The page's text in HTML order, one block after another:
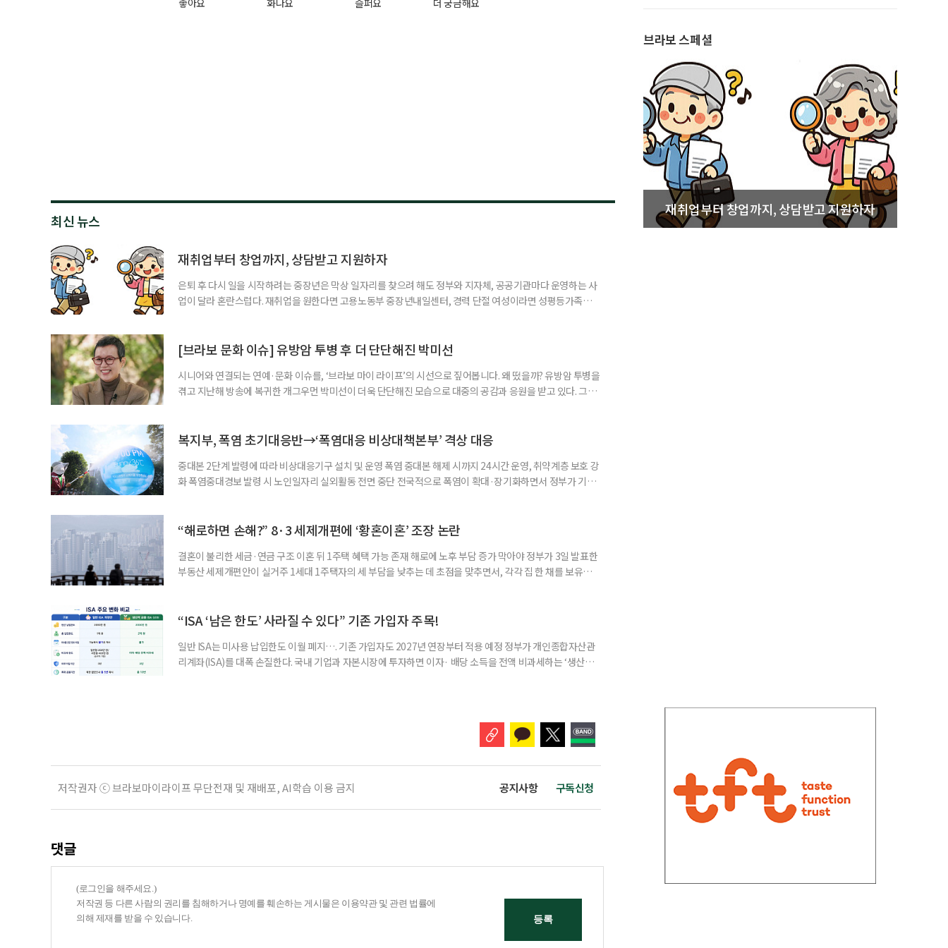
최신 뉴스
재취업부터 창업까지, 상담받고 지원하자
은퇴 후 다시 일을 시작하려는 중장년은 막상 일자리를 찾으려 해도 정부와 지자체, 공공기관마다 운영하는 사
업이 달라 혼란스럽다. 재취업을 원한다면 고용노동부 중장년내일센터, 경력 단절 여성이라면 성평등가족부
준비부터 구직 수당까지 고용노동부 국민취업지원제도 구직활동이 쉽지 않은 사람을 위한 제도다. 개인별 취
업 지원 계획을 세
[브라보 문화 이슈] 유방암 투병 후 더 단단해진 박미선
시니어와 연결되는 연예·문화 이슈를, ‘브라보 마이 라이프’의 시선으로 짚어봅니다. 왜 떴을까? 유방암 투병을
겪고 지난해 방송에 복귀한 개그우먼 박미선이 더욱 단단해진 모습으로 대중의 공감과 응원을 받고 있다. 그러
까. 오랜 방송 생활 뒤 전해진 투병 소식 박미선은 재치 있는 말솜씨와 공감 능력으로
복지부, 폭염 초기대응반→‘폭염대응 비상대책본부’ 격상 대응
중대본 2단계 발령에 따라 비상대응기구 설치 및 운영 폭염 중대본 해제 시까지 24시간 운영, 취약계층 보호 강
화 폭염중대경보 발령 시 노인일자리 실외활동 전면 중단 전국적으로 폭염이 확대·장기화하면서 정부가 기존
책본부(중대본) 2단계(심각)가 발령된 이후에도 폭염이 전국적으로 확대되고 장기화한 데 따른 것이다. 기존에
“해로하면 손해?” 8·3 세제개편에 ‘황혼이혼’ 조장 논란
결혼이 불리한 세금·연금 구조 이혼 뒤 1주택 혜택 가능 존재 해로에 노후 부담 증가 막아야 정부가 3일 발표한
부동산 세제개편안이 실거주 1세대 1주택자의 세 부담을 낮추는 데 초점을 맞추면서, 각각 집 한 채를 보유한
부가 각자 집 한 채씩을 보유하면 한 세대가 두 채를 가진 것으로 보지만, 실제 이혼해 주거와 생계를 분
“ISA ‘남은 한도’ 사라질 수 있다” 기존 가입자 주목!
일반 ISA는 미사용 납입한도 이월 폐지…. 기존 가입자도 2027년 연장부터 적용 예정 정부가 개인종합자산관
리계좌(ISA)를 대폭 손질한다. 국내 기업과 자본시장에 투자하면 이자· 배당 소득을 전액 비과세하는 ‘생산적
저작권자 ⓒ 브라보마이라이프 무단전재 및 재배포, AI학습 이용 금지 공지사항 구독신청
댓글
브라보 스페셜
재취업부터 창업까지, 상담받고 지원하자